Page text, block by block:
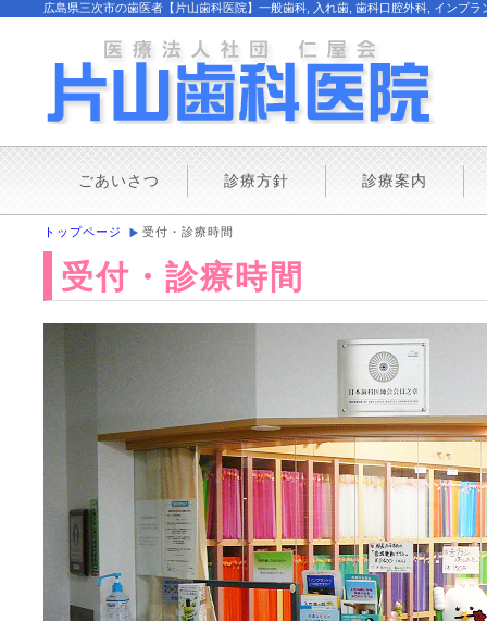
広島県三次市の歯医者【片山歯科医院】一般歯科, 入れ歯, 歯科口腔外科, インプ
ごあいさつ 診療方針 診療案内
トップページ 受付・診療時間
受付・診療時間